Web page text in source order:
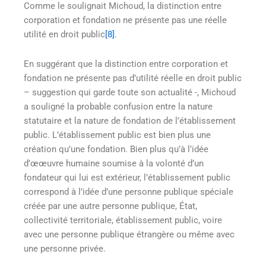
Comme le soulignait Michoud, la distinction entre
corporation et fondation ne présente pas une réelle
utilité en droit public[8].
En suggérant que la distinction entre corporation et
fondation ne présente pas d’utilité réelle en droit public
– suggestion qui garde toute son actualité -, Michoud
a souligné la probable confusion entre la nature
statutaire et la nature de fondation de l’établissement
public. L’établissement public est bien plus une
création qu’une fondation. Bien plus qu’à l’idée
d’œœuvre humaine soumise à la volonté d’un
fondateur qui lui est extérieur, l’établissement public
correspond à l’idée d’une personne publique spéciale
créée par une autre personne publique, État,
collectivité territoriale, établissement public, voire
avec une personne publique étrangère ou même avec
une personne privée.